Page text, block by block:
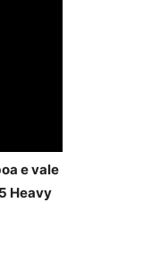
e vale
Heavy